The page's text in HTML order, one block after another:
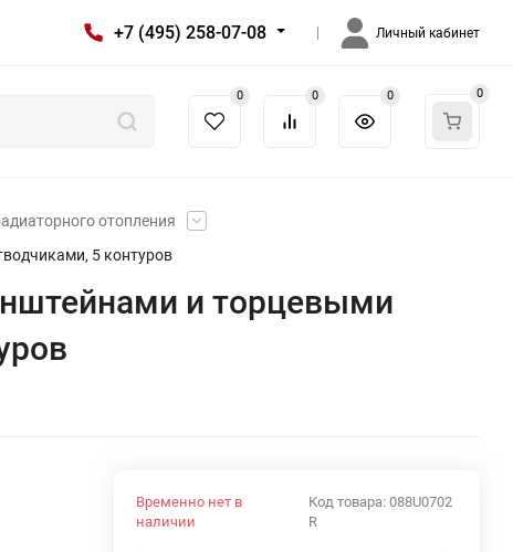
+7 (495) 258-07-08 Личный кабинет
0 0 0 0
отопления
5 контуров
и торцевыми
Код товара: 088U0702
R
Временно нет в
наличии